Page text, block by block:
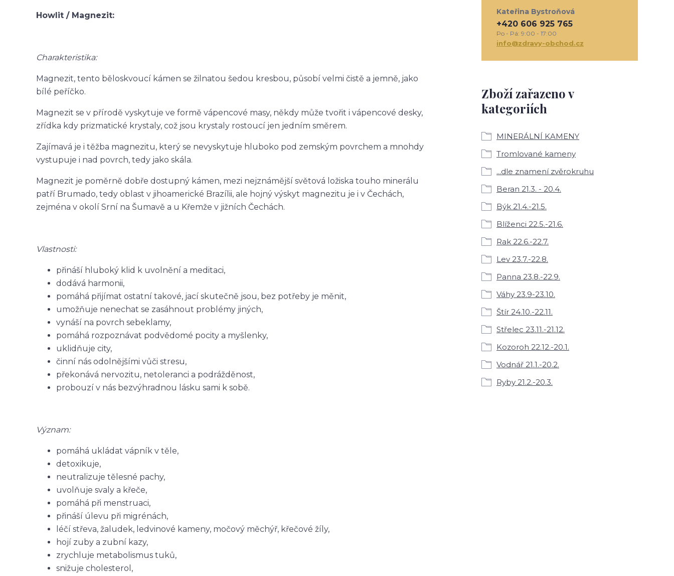
Howlit / Magnezit:
Charakteristika:
Magnezit, tento běloskvoucí kámen se žilnatou šedou kresbou, působí velmi čistě a jemně, jako
bílé peříčko.
Magnezit se v přírodě vyskytuje ve formě vápencové masy, někdy může tvořit i vápencové desky,
zřídka kdy prizmatické krystaly, což jsou krystaly rostoucí jen jedním směrem.
Zajímavá je i těžba magnezitu, který se nevyskytuje hluboko pod zemským povrchem a mnohdy
vystupuje i nad povrch, tedy jako skála.
Magnezit je poměrně dobře dostupný kámen, mezi nejznámější světová ložiska touho minerálu
patří Brumado, tedy oblast v jihoamerické Brazílii, ale hojný výskyt magnezitu je i v Čechách,
zejména v okolí Srní na Šumavě a u Křemže v jižních Čechách.
Vlastnosti:
přináší hluboký klid k uvolnění a meditaci,
dodává harmonii,
pomáhá přijímat ostatní takové, jací skutečně jsou, bez potřeby je měnit,
umožňuje nenechat se zasáhnout problémy jiných,
vynáší na povrch sebeklamy,
pomáhá rozpoznávat podvědomé pocity a myšlenky,
uklidňuje city,
činní nás odolnějšími vůči stresu,
překonává nervozitu, netoleranci a podrážděnost,
probouzí v nás bezvýhradnou lásku sami k sobě.
Význam:
pomáhá ukládat vápník v těle,
detoxikuje,
neutralizuje tělesné pachy,
uvolňuje svaly a křeče,
pomáhá při menstruaci,
přináší úlevu při migrénách,
léčí střeva, žaludek, ledvinové kameny, močový měchýř, křečové žíly,
hojí zuby a zubní kazy,
zrychluje metabolismus tuků,
snižuje cholesterol,
Zboží zařazeno v
kategoriích
MINERÁLNÍ KAMENY
Tromlované kameny
...dle znamení zvěrokruhu
Beran 21.3. - 20.4.
Býk 21.4.-21.5.
Blíženci 22.5.-21.6.
Rak 22.6.-22.7.
Lev 23.7.-22.8.
Panna 23.8.-22.9.
Váhy 23.9-23.10.
Štír 24.10.-22.11.
Střelec 23.11.-21.12.
Kozoroh 22.12.-20.1.
Vodnář 21.1.-20.2.
Ryby 21.2.-20.3.
Kateřina Bystroňová
+420 606 925 765
Po - Pá: 9:00 - 17:00
info@zdravy-obchod.cz